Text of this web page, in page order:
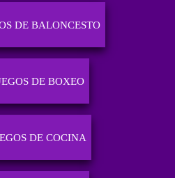
DE BALONCESTO
DE BOXEO
DE COCINA